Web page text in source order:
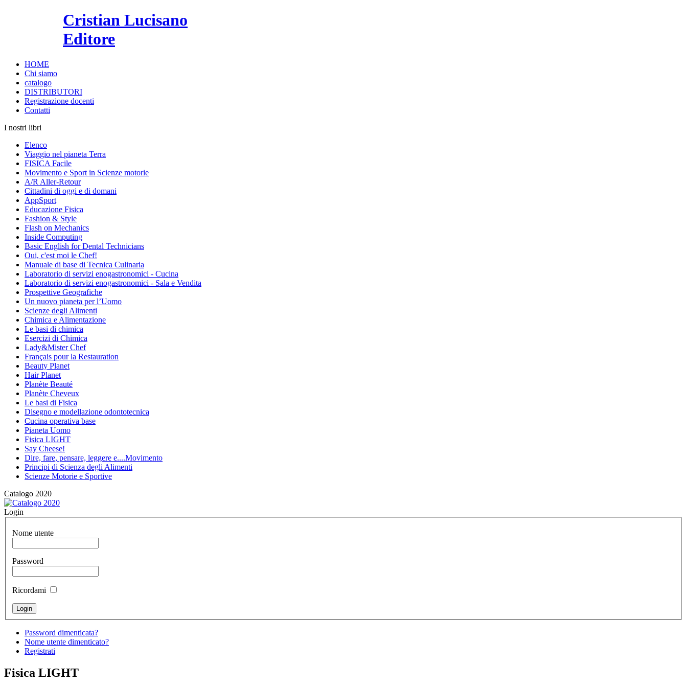
Cristian Lucisano
Editore
HOME
Chi siamo
catalogo
DISTRIBUTORI
Registrazione docenti
Contatti
I nostri libri
Elenco
Viaggio nel pianeta Terra
FISICA Facile
Movimento e Sport in Scienze motorie
A/R Aller-Retour
Cittadini di oggi e di domani
AppSport
Educazione Fisica
Fashion & Style
Flash on Mechanics
Inside Computing
Basic English for Dental Technicians
Oui, c'est moi le Chef!
Manuale di base di Tecnica Culinaria
Laboratorio di servizi enogastronomici - Cucina
Laboratorio di servizi enogastronomici - Sala e Vendita
Prospettive Geografiche
Un nuovo pianeta per l’Uomo
Scienze degli Alimenti
Chimica e Alimentazione
Le basi di chimica
Esercizi di Chimica
Lady&Mister Chef
Français pour la Restauration
Beauty Planet
Hair Planet
Planète Beauté
Planète Cheveux
Le basi di Fisica
Disegno e modellazione odontotecnica
Cucina operativa base
Pianeta Uomo
Fisica LIGHT
Say Cheese!
Dire, fare, pensare, leggere e....Movimento
Principi di Scienza degli Alimenti
Scienze Motorie e Sportive
Catalogo 2020
Login
Nome utente
Password
Ricordami
Password dimenticata?
Nome utente dimenticato?
Registrati
Fisica LIGHT